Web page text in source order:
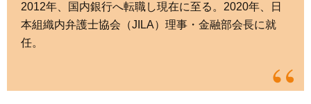
2012年、国内銀行へ転職し現在に至る。2020年、日
本組織内弁護士協会（JILA）理事・金融部会長に就
任。